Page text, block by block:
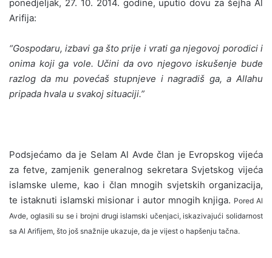
ponedjeljak, 27. 10. 2014. godine, uputio dovu za šejha Al
Arifija:
“Gospodaru, izbavi ga što prije i vrati ga njegovoj porodici i
onima koji ga vole. Učini da ovo njegovo iskušenje bude
razlog da mu povećaš stupnjeve i nagradiš ga, a Allahu
pripada hvala u svakoj situaciji.”
Podsjećamo da je Selam Al Avde član je Evropskog vijeća
za fetve, zamjenik generalnog sekretara Svjetskog vijeća
islamske uleme, kao i član mnogih svjetskih organizacija,
te istaknuti islamski misionar i autor mnogih knjiga. Pored Al
Avde, oglasili su se i brojni drugi islamski učenjaci, iskazivajući solidarnost
sa Al Arifijem, što još snažnije ukazuje, da je vijest o hapšenju tačna.